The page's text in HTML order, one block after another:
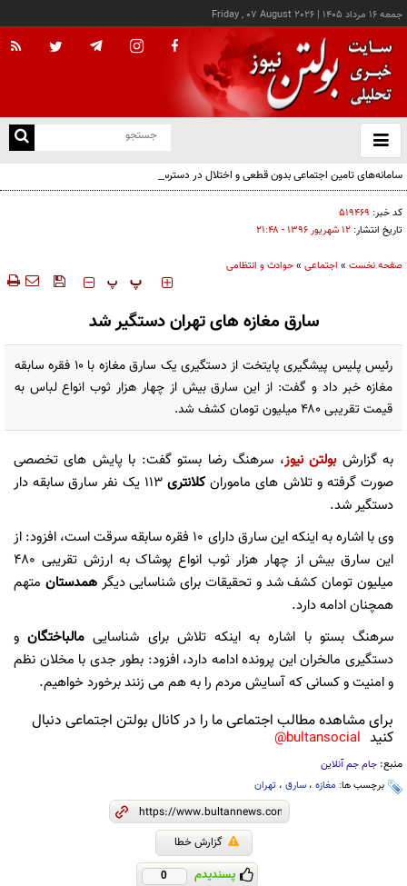
جمعه ۱۶ مرداد ۱۴۰۵ |
Friday , 07 August 2026
باز
و
سامانه‌های تامین اجتماعی بدون قطعی و اختلال در دسترس است
کد خبر: ۵۱۹۴۶۹
تاریخ انتشار: ۱۲ شهريور ۱۳۹۶ - ۲۱:۴۸
صفحه نخست » اجتماعی »حوادث و انتظامی
‍‍‍ پ پ
سارق مغازه های تهران دستگیر شد
رئیس پلیس پیشگیری پایتخت از دستگیری یک سارق مغازه با ۱۰ فقره سابقه
مغازه خبر داد و گفت: از این سارق بیش از چهار هزار ثوب انواع لباس به
قیمت تقریبی ۴۸۰ میلیون تومان کشف شد.
به گزارشبولتن نیوز، سرهنگ رضا بستو گفت: با پایش های تخصصی
صورت گرفته و تلاش های مامورانکلانتری
۱۱۳ یک نفر سارق سابقه دار
دستگیر شد.
وی با اشاره به اینکه این سارق دارای ۱۰ فقره سابقه سرقت است، افزود: از
این سارق بیش از چهار هزار ثوب انواع پوشاک به ارزش تقریبی ۴۸۰
میلیون تومان کشف شد و تحقیقات برای شناسایی دیگرهمدستان متهم
همچنان ادامه دارد.
سرهنگ بستو با اشاره به اینکه تلاش برای شناسایی مالباختگانو
دستگیری مالخران این پرونده ادامه دارد، افزود: بطور جدی با مخلان نظم
و امنیت و کسانی که آسایش مردم را به هم می زنند برخورد خواهیم.
برای مشاهده مطالب اجتماعی ما را در کانال بولتن اجتماعی دنبال
کنید bultansocial@
منبع: جام جم آنلاین
برچسب ها: مغازه ، سارق ، تهران
گزارش خطا
پسندیدم 0